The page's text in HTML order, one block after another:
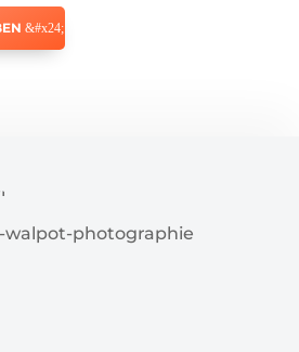
walpot-photographie